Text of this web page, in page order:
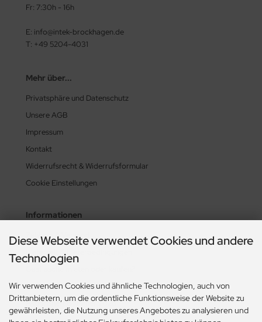
Fr: 7:30h - 16h
E: info@intek-brockhagen.de
T: +49 5204-4031
Mehr über...
Privatsphäre und Datenschutz
Unsere AGB
Impressum
Kontakt
Widerrufsrecht & Widerrufsformular
Cookie Einstellungen
Informationen
Zahlung & Versand
Lieferzeit & Lieferbedingungen
Historie? Fehlanzeige!
Aktionsheft Sommer 2026
Diese Webseite verwendet Cookies und andere
Technologien
Wir verwenden Cookies und ähnliche Technologien, auch von
Drittanbietern, um die ordentliche Funktionsweise der Website zu
gewährleisten, die Nutzung unseres Angebotes zu analysieren und